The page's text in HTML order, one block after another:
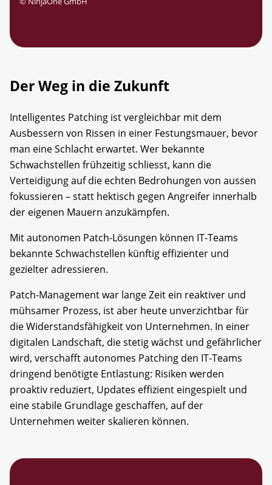
Der Weg in die Zukunft
Intelligentes Patching ist vergleichbar mit dem
Ausbessern von Rissen in einer Festungsmauer, bevor
man eine Schlacht erwartet. Wer bekannte
Schwachstellen frühzeitig schliesst, kann die
Verteidigung auf die echten Bedrohungen von aussen
fokussieren – statt hektisch gegen Angreifer innerhalb
der eigenen Mauern anzukämpfen.
Mit autonomen Patch-Lösungen können IT-Teams
bekannte Schwachstellen künftig effizienter und
gezielter adressieren.
Patch-Management war lange Zeit ein reaktiver und
mühsamer Prozess, ist aber heute unverzichtbar für
die Widerstandsfähigkeit von Unternehmen. In einer
digitalen Landschaft, die stetig wächst und gefährlicher
wird, verschafft autonomes Patching den IT-Teams
dringend benötigte Entlastung: Risiken werden
proaktiv reduziert, Updates effizient eingespielt und
eine stabile Grundlage geschaffen, auf der
Unternehmen weiter skalieren können.